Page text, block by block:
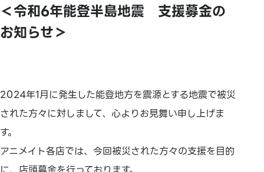
＜令和6年能登半島地震 支援募金の
お知らせ＞
2024年1月に発生した能登地方を震源とする地震で被災
された方々に対しまして、心よりお見舞い申し上げま
す。
アニメイト各店では、今回被災された方々の支援を目的